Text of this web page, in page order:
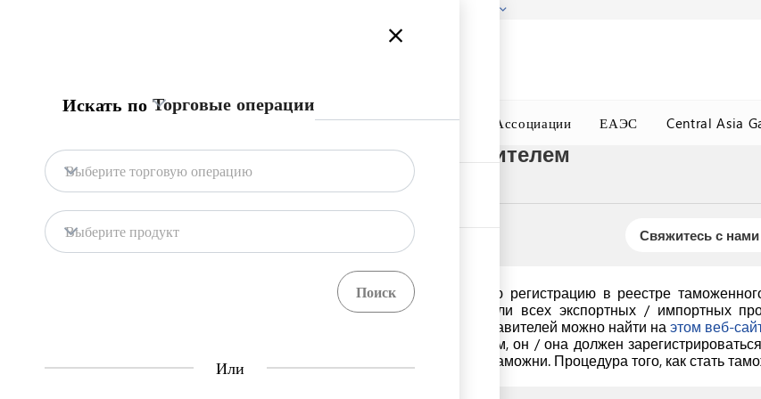
Центр Единого Окна Ассоциации ЕАЭС Central Asia
Центр Единого Окна
Central Asia Gateway
Искать по Торговые операции
Выберите торговую операцию
Выберите продукт
Или
Контракт с таможенным представителем
Импорт Злаки
Свяжитесь с
Торговец, не имеющий возможности подтвердить свою регистрацию в реестре
таможенным представителем на выполнение части или всех экспортных / импортных
доверенности. Обновленный список таможенных представителей можно найти на этом веб-
Если трейдер желает стать таможенным представителем, он / она должен
воспользоваться правом вести деятельность в области таможни. Процедура того, как стать